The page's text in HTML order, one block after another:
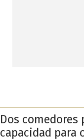
Dos comedores
capacidad para